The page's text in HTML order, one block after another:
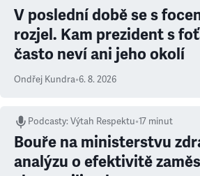
V poslední době se s
rozjel. Kam prezident s
často neví ani jeho okolí
Ondřej Kundra•6. 8. 2026
Podcasty:Výtah Respektu•17 minut
Bouře na ministerstvu
analýzu o efektivitě